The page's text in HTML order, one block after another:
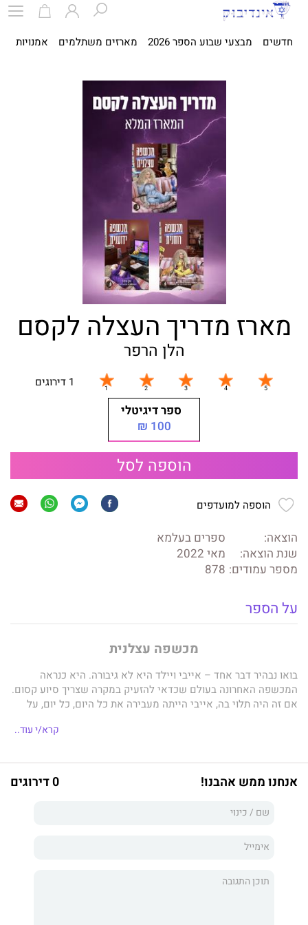
חדשים מבצעי שבוע הספר 2026 מארזים משתלמים אמנויות
מארז מדריך העצלה לקסם
הלן הרפר
1 דירוגים
ספר דיגיטלי
100 ₪
הוספה לסל
הוספה למועדפים
הוצאה:
ספרים בעלמא
שנת הוצאה:
מאי 2022
מספר עמודים: 878
על הספר
מכשפה עצלנית
בואו נבהיר דבר אחד – אייבי ויילד היא לא גיבורה. היא כנראה
המכשפה האחרונה בעולם שכדאי להזעיק במקרה שצריך סיוע קסום.
אם זה היה תלוי בה, אייבי הייתה מעבירה את כל היום, כל יום, על
אבל איכשהו, עקב טעות בזיהוי, אייבי מוצאת את עצמה נשלפת
המסדר הקדוש של ההארה הקסומה. ואם לא די בזה, היא מוצאת את
עצמה כבולה בכישוף לאדפטוס אקזמפטוס רפאל וינטר. נכון, יש לו
עיני ספירים נוקבות וגוף שדוגמן שער יכול להתגאות בו, אבל
מבחינתה של אייבי הוא פרסומת מהלכת לכך שעבודת כישוף רבה
מדי מסוכנת להנאות החיים. ואם הוא יכריח אותה שוב ללכת לחדר
מכשפה עצלנית
אנגליה עם מה שהיא מכנה "יותר מדי חתולים". אבל כולנו יודעות
שאין דבר כזה.
קרא/י עוד..
אנחנו ממש אהבנו! 0 דירוגים